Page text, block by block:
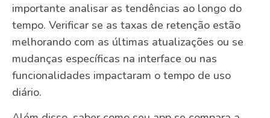
importante analisar as tendências ao longo do
tempo. Verificar se as taxas de retenção estão
melhorando com as últimas atualizações ou se
mudanças específicas na interface ou nas
funcionalidades impactaram o tempo de uso
diário.